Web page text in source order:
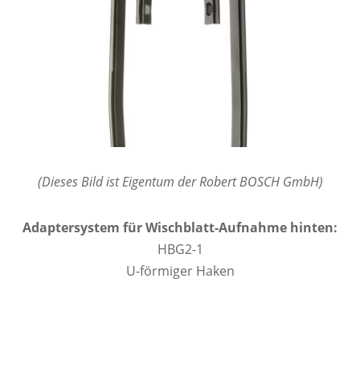
(Dieses Bild ist Eigentum der Robert BOSCH GmbH)
Adaptersystem für Wischblatt-Aufnahme hinten:
HBG2-1
U-förmiger Haken